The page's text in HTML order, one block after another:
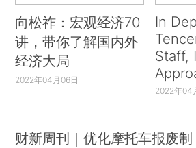
向松祚：宏观经济70
讲，带你了解国内外
经济大局
2022年04月06日
In
Staff,
2022年04
财新周刊｜优化摩托车报废制